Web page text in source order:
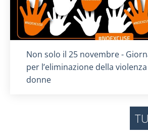
Titolo card :
Non solo il 25 novembre -
per l’eliminazione della
donne